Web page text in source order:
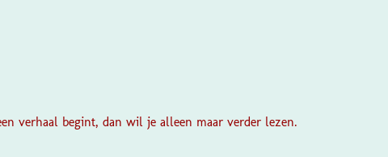
verhaal begint, dan wil je alleen maar verder lezen.